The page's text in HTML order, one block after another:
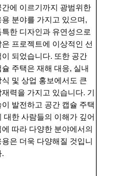
간에 이르기까지 광범위한
용 분야를 가지고 있으며,
특한 디자인과 유연성으로
은 프로젝트에 이상적인 선
이 되었습니다. 또한 공간
슐 주택은 재해 대응, 실내
식 및 상업 홍보에서도 큰
재력을 가지고 있습니다. 기
이 발전하고 공간 캡슐 주택
대한 사람들의 이해가 깊어
에 따라 다양한 분야에서의
용은 더욱 다양해질 것입니
.